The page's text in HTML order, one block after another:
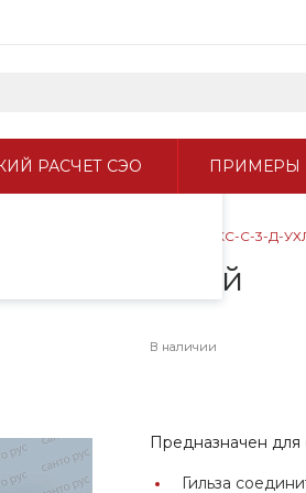
и
Продолжая
использования.
.
РАСЧЕТ СЭО ПРИМЕРЫ
аксессуары КС-С-3-Д-
В наличии
Предназначен для
Гильза